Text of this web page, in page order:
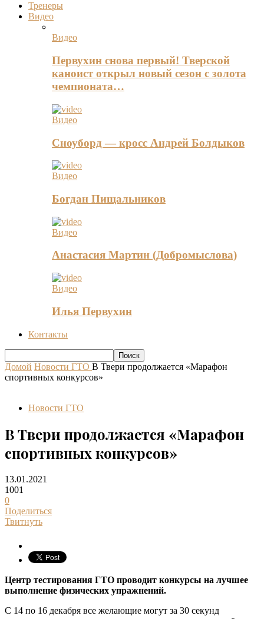
Тренеры
Видео
Видео
Первухин снова первый! Тверской
каноист открыл новый сезон с золота
чемпионата…
Видео
Сноуборд — кросс Андрей Болдыков
Видео
Богдан Пищальников
Видео
Анастасия Мартин (Добромыслова)
Видео
Илья Первухин
Контакты
Домой Новости ГТО В Твери продолжается «Марафон
спортивных конкурсов»
Новости ГТО
В Твери продолжается «Марафон
спортивных конкурсов»
13.01.2021
1001
0
Поделиться
Твитнуть
Центр тестирования ГТО проводит конкурсы на лучшее
выполнение физических упражнений.
С 14 по 16 декабря все желающие могут за 30 секунд